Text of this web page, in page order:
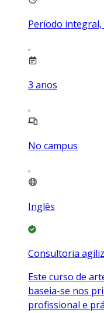
Período
3 anos
No campus
Inglês
Consultoria
Este curso de
baseia-se nos
profissional e